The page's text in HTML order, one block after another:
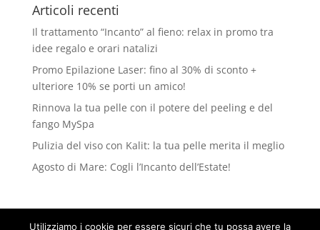
Articoli recenti
Il trattamento “Incanto” al fieno: relax in promo tra
idee regalo e orari natalizi
Promo Epilazione Laser: fino al 30% di sconto +
ulteriore 10% se porti un amico!
Rinnova la tua pelle con il potere del peeling e del
fango MySpa
Pulizia del viso con Kalit: la tua pelle merita il meglio
Agosto di Mare: Cogli l’Incanto dell’Estate!
Utilizziamo i cookie per essere sicuri che tu possa avere la